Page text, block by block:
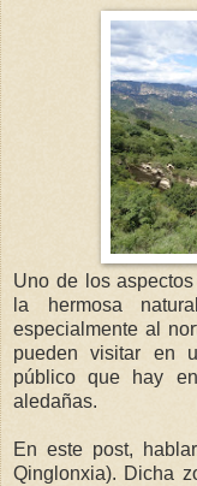
Uno de los
la hermosa
especialmente al
pueden visitar en
público que hay
aledañas.
En este post,
Qinglonxia). Dicha